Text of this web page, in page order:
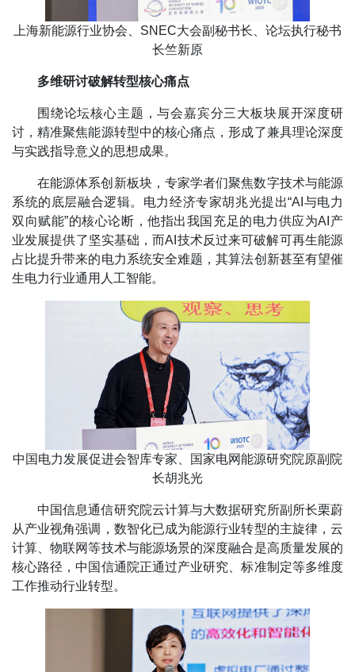
上海新能源行业协会、SNEC大会副秘书长、论坛执行秘书
长竺新原
多维研讨破解转型核心痛点
围绕论坛核心主题，与会嘉宾分三大板块展开深度研
讨，精准聚焦能源转型中的核心痛点，形成了兼具理论深度
与实践指导意义的思想成果。
在能源体系创新板块，专家学者们聚焦数字技术与能源
系统的底层融合逻辑。电力经济专家胡兆光提出“AI与电力
双向赋能”的核心论断，他指出我国充足的电力供应为AI产
业发展提供了坚实基础，而AI技术反过来可破解可再生能源
占比提升带来的电力系统安全难题，其算法创新甚至有望催
生电力行业通用人工智能。
中国电力发展促进会智库专家、国家电网能源研究院原副院
长胡兆光
中国信息通信研究院云计算与大数据研究所副所长栗蔚
从产业视角强调，数智化已成为能源行业转型的主旋律，云
计算、物联网等技术与能源场景的深度融合是高质量发展的
核心路径，中国信通院正通过产业研究、标准制定等多维度
工作推动行业转型。